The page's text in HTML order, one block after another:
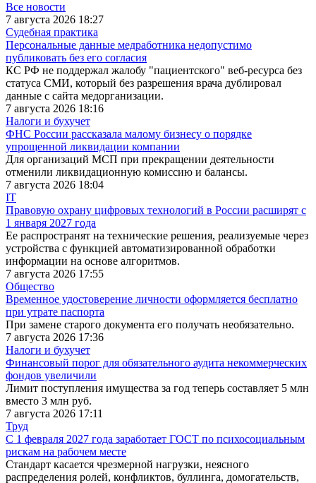
Все новости
7 августа 2026 18:27
Судебная практика
Персональные данные медработника недопустимо
публиковать без его согласия
КС РФ не поддержал жалобу "пациентского" веб-ресурса без
статуса СМИ, который без разрешения врача дублировал
данные с сайта медорганизации.
7 августа 2026 18:16
Налоги и бухучет
ФНС России рассказала малому бизнесу о порядке
упрощенной ликвидации компании
Для организаций МСП при прекращении деятельности
отменили ликвидационную комиссию и балансы.
7 августа 2026 18:04
IT
Правовую охрану цифровых технологий в России расширят с
1 января 2027 года
Ее распространят на технические решения, реализуемые через
устройства с функцией автоматизированной обработки
информации на основе алгоритмов.
7 августа 2026 17:55
Общество
Временное удостоверение личности оформляется бесплатно
при утрате паспорта
При замене старого документа его получать необязательно.
7 августа 2026 17:36
Налоги и бухучет
Финансовый порог для обязательного аудита некоммерческих
фондов увеличили
Лимит поступления имущества за год теперь составляет 5 млн
вместо 3 млн руб.
7 августа 2026 17:11
Труд
С 1 февраля 2027 года заработает ГОСТ по психосоциальным
рискам на рабочем месте
Стандарт касается чрезмерной нагрузки, неясного
распределения ролей, конфликтов, буллинга, домогательств,